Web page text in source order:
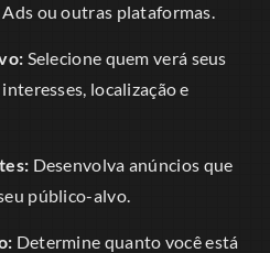
ou outras plataformas.
Selecione quem verá seus
localização e
Desenvolva anúncios que
público-alvo.
Determine quanto você está